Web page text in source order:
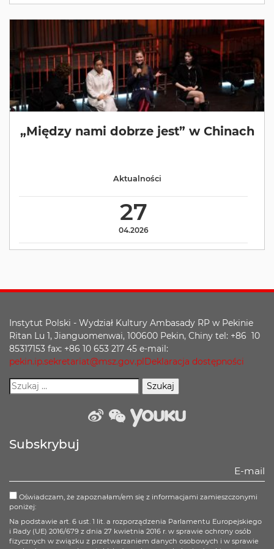
„Między nami dobrze jest” w Chinach
27
04.2026
Aktualności
Instytut Polski - Wydział Kultury Ambasady RP w Pekinie
Ritan Lu 1, Jianguomenwai, 100600 Pekin, Chiny tel: +86 10
85317153 fax: +86 10 653 217 45 e-mail:
pekin.ip.sekretariat@msz.gov.pl Deklaracja dostępności
Subskrybuj
Oświadczam, że zapoznałam/em się z informacjami zamieszczonymi
poniżej:
Na podstawie art. 6 ust. 1 lit. a rozporządzenia Parlamentu Europejskiego
i Rady (UE) 2016/679 z dnia 27 kwietnia 2016 r. w sprawie ochrony osób
fizycznych w związku z przetwarzaniem danych osobowych i w sprawie